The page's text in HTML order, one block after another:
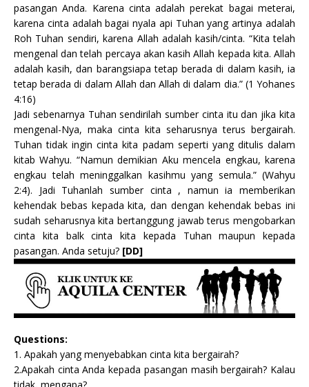
pasangan Anda. Karena cinta adalah perekat bagai meterai,
karena cinta adalah bagai nyala api Tuhan yang artinya adalah
Roh Tuhan sendiri, karena Allah adalah kasih/cinta. “Kita telah
mengenal dan telah percaya akan kasih Allah kepada kita. Allah
adalah kasih, dan barangsiapa tetap berada di dalam kasih, ia
tetap berada di dalam Allah dan Allah di dalam dia.” (1 Yohanes
4:16)
Jadi sebenarnya Tuhan sendirilah sumber cinta itu dan jika kita
mengenal-Nya, maka cinta kita seharusnya terus bergairah.
Tuhan tidak ingin cinta kita padam seperti yang ditulis dalam
kitab Wahyu. “Namun demikian Aku mencela engkau, karena
engkau telah meninggalkan kasihmu yang semula.” (Wahyu
2:4). Jadi Tuhanlah sumber cinta , namun ia memberikan
kehendak bebas kepada kita, dan dengan kehendak bebas ini
sudah seharusnya kita bertanggung jawab terus mengobarkan
cinta kita balk cinta kita kepada Tuhan maupun kepada
pasangan. Anda setuju? [DD]
Questions:
1. Apakah yang menyebabkan cinta kita bergairah?
2.Apakah cinta Anda kepada pasangan masih bergairah? Kalau